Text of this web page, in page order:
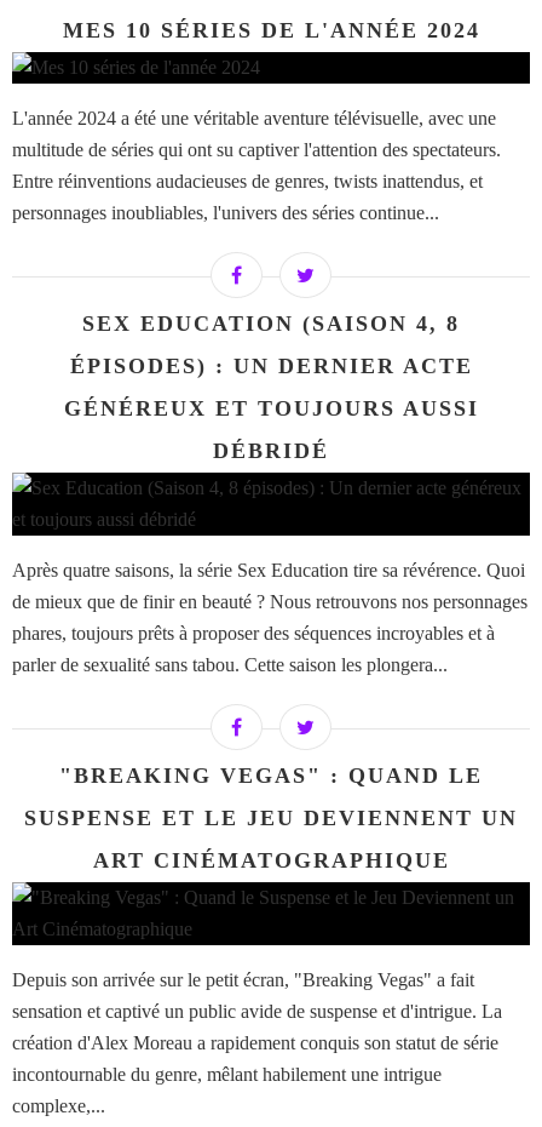
MES 10 SÉRIES DE L'ANNÉE 2024
L'année 2024 a été une véritable aventure télévisuelle, avec une
multitude de séries qui ont su captiver l'attention des spectateurs.
Entre réinventions audacieuses de genres, twists inattendus, et
personnages inoubliables, l'univers des séries continue...
SEX EDUCATION (SAISON 4, 8
ÉPISODES) : UN DERNIER ACTE
GÉNÉREUX ET TOUJOURS AUSSI
DÉBRIDÉ
Après quatre saisons, la série Sex Education tire sa révérence. Quoi
de mieux que de finir en beauté ? Nous retrouvons nos personnages
phares, toujours prêts à proposer des séquences incroyables et à
parler de sexualité sans tabou. Cette saison les plongera...
"BREAKING VEGAS" : QUAND LE
SUSPENSE ET LE JEU DEVIENNENT UN
ART CINÉMATOGRAPHIQUE
Depuis son arrivée sur le petit écran, "Breaking Vegas" a fait
sensation et captivé un public avide de suspense et d'intrigue. La
création d'Alex Moreau a rapidement conquis son statut de série
incontournable du genre, mêlant habilement une intrigue
complexe,...